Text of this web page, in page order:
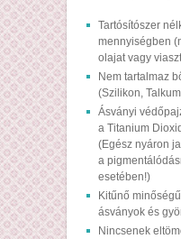
Tartósítószer
mennyiségben
olajat vagy
Nem tartalmaz
(Szilikon,
Ásványi
a Titanium
(Egész nyáron
a
esetében!)
Kitűnő
ásványok és
Nincsenek